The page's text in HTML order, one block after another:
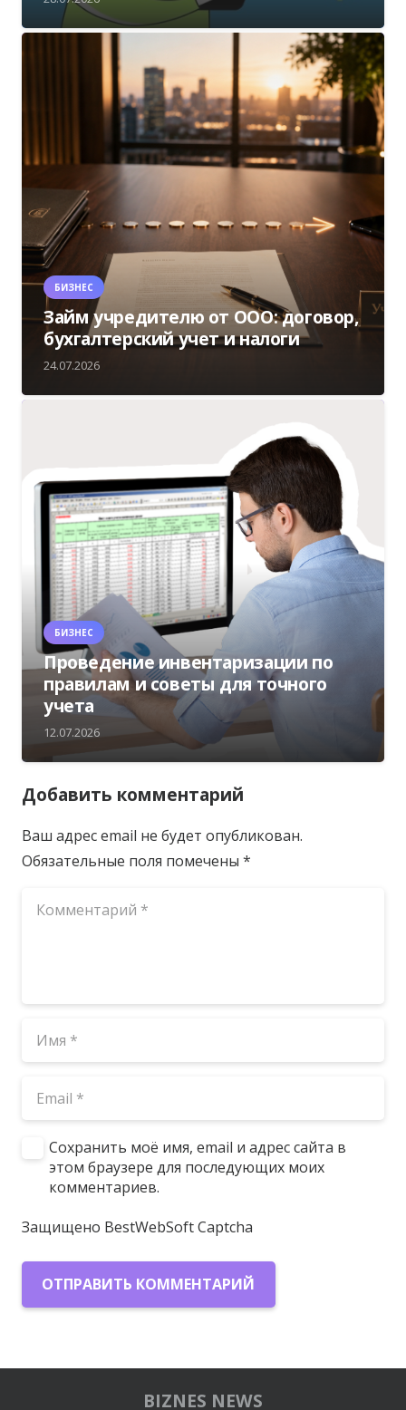
БИЗНЕС
Займ учредителю от ООО: договор,
бухгалтерский учет и налоги
24.07.2026
БИЗНЕС
Проведение инвентаризации по
правилам и советы для точного
учета
12.07.2026
Добавить комментарий
Ваш адрес email не будет опубликован.
Обязательные поля помечены *
Сохранить моё имя, email и адрес сайта в
этом браузере для последующих моих
комментариев.
Защищено BestWebSoft Captcha
ОТПРАВИТЬ КОММЕНТАРИЙ
BIZNES NEWS